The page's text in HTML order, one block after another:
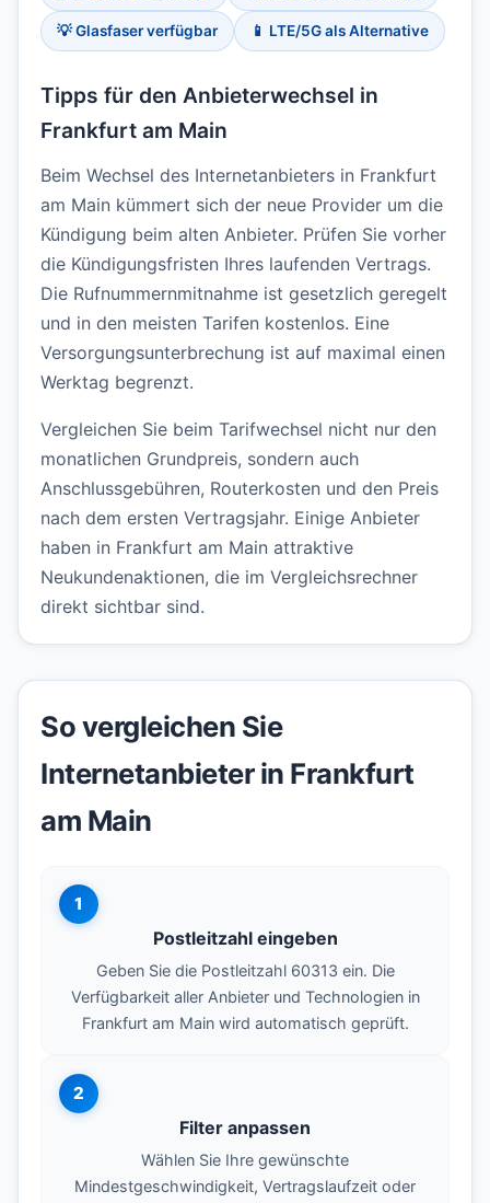
💡 Glasfaser verfügbar 📱 LTE/5G als Alternative
Tipps für den Anbieterwechsel in
Frankfurt am Main
Beim Wechsel des Internetanbieters in Frankfurt
am Main kümmert sich der neue Provider um die
Kündigung beim alten Anbieter. Prüfen Sie vorher
die Kündigungsfristen Ihres laufenden Vertrags.
Die Rufnummernmitnahme ist gesetzlich geregelt
und in den meisten Tarifen kostenlos. Eine
Versorgungsunterbrechung ist auf maximal einen
Werktag begrenzt.
Vergleichen Sie beim Tarifwechsel nicht nur den
monatlichen Grundpreis, sondern auch
Anschlussgebühren, Routerkosten und den Preis
nach dem ersten Vertragsjahr. Einige Anbieter
haben in Frankfurt am Main attraktive
Neukundenaktionen, die im Vergleichsrechner
direkt sichtbar sind.
So vergleichen Sie
Internetanbieter in Frankfurt
am Main
1
Postleitzahl eingeben
Geben Sie die Postleitzahl 60313 ein. Die
Verfügbarkeit aller Anbieter und Technologien in
Frankfurt am Main wird automatisch geprüft.
2
Filter anpassen
Wählen Sie Ihre gewünschte
Mindestgeschwindigkeit, Vertragslaufzeit oder